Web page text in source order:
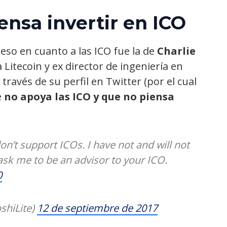
invertir en ICO
en cuanto a las ICO fue la de Charlie
y ex director de ingeniería en
través de su perfil en Twitter (por el cual
no apoya las ICO y que no piensa
support ICOs. I have not and will not
me to be an advisor to your ICO.
12 de septiembre de 2017